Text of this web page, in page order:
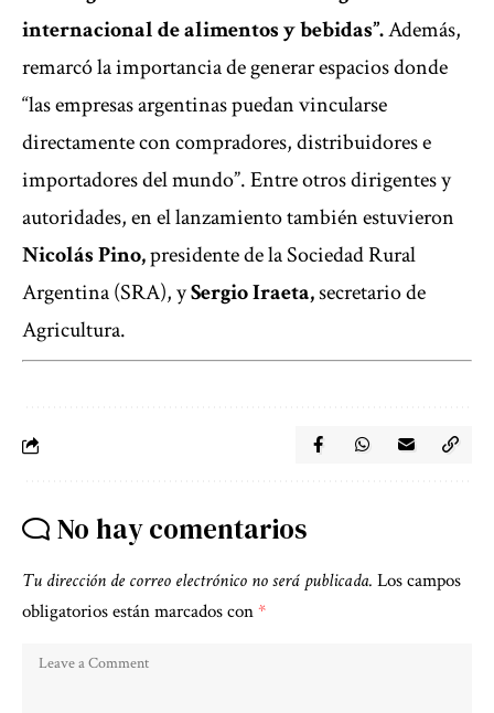
internacional de alimentos y bebidas”.Además,
remarcó la importancia de generar espacios donde
“las empresas argentinas puedan vincularse
directamente con compradores, distribuidores e
importadores del mundo”. Entre otros dirigentes y
autoridades, en el lanzamiento también estuvieron
Nicolás Pino,presidente de la Sociedad Rural
Argentina (SRA), ySergio Iraeta,secretario de
Agricultura.
No hay comentarios
Tu dirección de correo electrónico no será publicada. Los campos
obligatorios están marcados con*